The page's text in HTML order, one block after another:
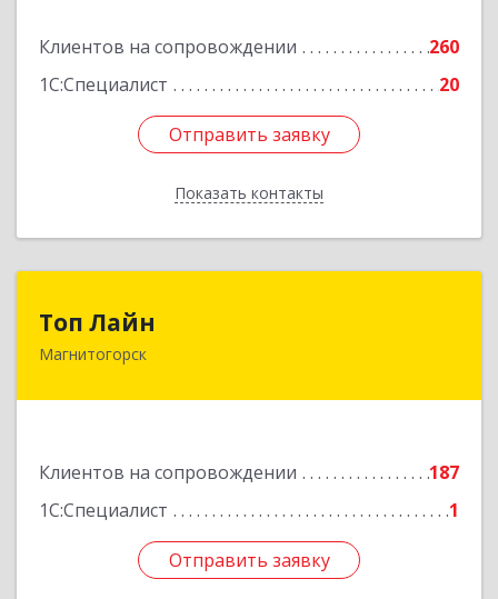
Клиентов на сопровождении
260
1С:Специалист
20
Отправить заявку
Показать контакты
Отправить заявку
Назад
Топ Лайн
Магнитогорск
Клиентов на сопровождении
187
1С:Специалист
1
Отправить заявку
454000, Челябинская обл, Магнитогорск г,
Отправить заявку